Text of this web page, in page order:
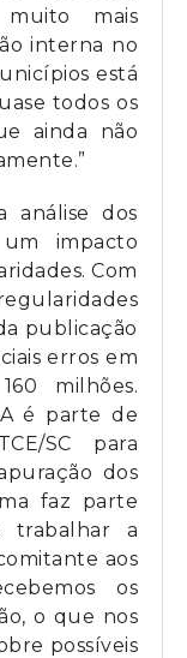
mais
interna no
está
todos os
ainda não
análise dos
impacto
Com
publicação
erros em
milhões.
é parte de
SC para
dos
faz parte
trabalhar a
aos
os
o que nos
possíveis